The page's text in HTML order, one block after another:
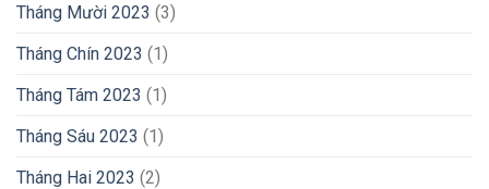
Tháng Mười 2023 (3)
Tháng Chín 2023 (1)
Tháng Tám 2023 (1)
Tháng Sáu 2023 (1)
Tháng Hai 2023 (2)